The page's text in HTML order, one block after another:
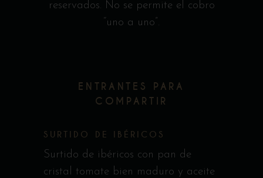
reservados. No se permite el cobro
“uno a uno”.
ENTRANTES PARA
COMPARTIR
SURTIDO DE IBÉRICOS
Surtido de ibéricos con pan de
cristal tomate bien maduro y aceite